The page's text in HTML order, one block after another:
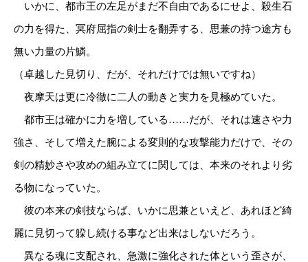
いかに、都市王の左足がまだ不自由であるにせよ、殺生石
の力を得た、冥府屈指の剣士を翻弄する、思兼の持つ途方も
無い力量の片鱗。
（卓越した見切り、だが、それだけでは無いですね）
夜摩天は更に冷徹に二人の動きと実力を見極めていた。
都市王は確かに力を増している……だが、それは速さや力
強さ、そして増えた腕による変則的な攻撃能力だけで、その
剣の精妙さや攻めの組み立てに関しては、本来のそれより劣
る物になっていた。
彼の本来の剣技ならば、いかに思兼といえど、あれほど綺
麗に見切って躱し続ける事など出来はしないだろう。
異なる魂に支配され、急激に強化された体という歪さが、